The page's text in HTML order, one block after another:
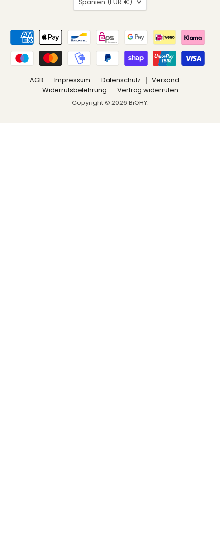
AGB Impressum Datenschutz
Versand
Widerrufsbelehrung
Vertrag widerrufen
Copyright © 2026 BiOHY.
Spanien (EUR €)